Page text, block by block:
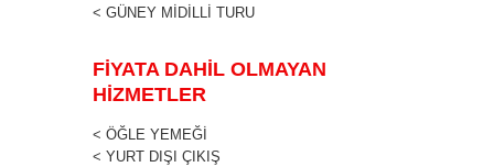
< GÜNEY MİDİLLİ TURU
FİYATA DAHİL OLMAYAN
HİZMETLER
< ÖĞLE YEMEĞİ
< YURT DIŞI ÇIKIŞ